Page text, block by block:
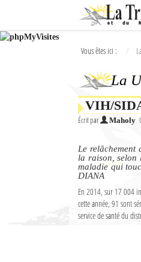
Ok
L'actualité à Diego Suarez
Vous êtes ici :
La
VIH/
Écrit par Maholy
Le
la raison, selon
maladie qui
DIANA
En 2014, sur 17 004
cette année, 91 sont
service de santé du